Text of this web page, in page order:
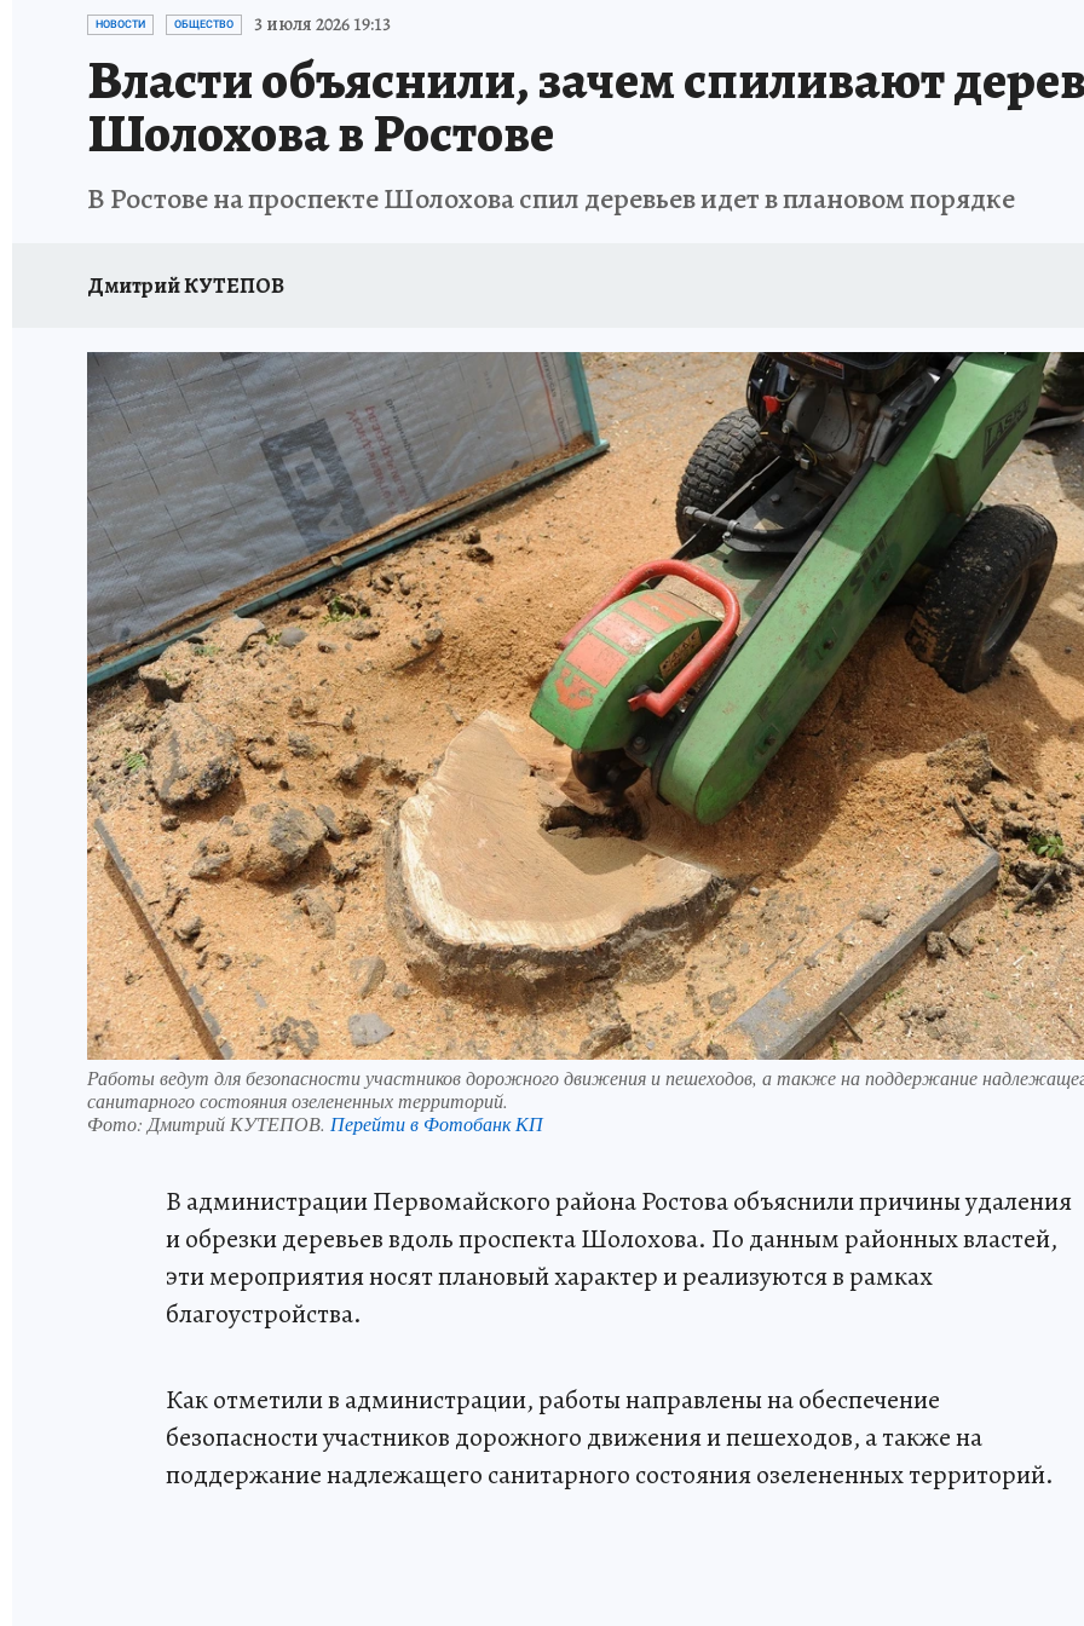
ЗАПОВЕДНАЯ РОССИЯ
НОВОСТИ ОБЩЕСТВО 3 июля 2026 19:13
Власти объяснили, зачем спиливают
Шолохова в Ростове
В Ростове на проспекте Шолохова спил деревьев идет в плановом порядке
Дмитрий КУТЕПОВ
Работы ведут для безопасности участников дорожного движения и пешеходов, а также на поддержание
санитарного состояния озелененных территорий.
Фото: Дмитрий КУТЕПОВ. Перейти в Фотобанк КП
В администрации Первомайского района Ростова объяснили причины удаления
и обрезки деревьев вдоль проспекта Шолохова. По данным районных властей,
эти мероприятия носят плановый характер и реализуются в рамках
благоустройства.
Как отметили в администрации, работы направлены на обеспечение
безопасности участников дорожного движения и пешеходов, а также на
поддержание надлежащего санитарного состояния озелененных территорий.